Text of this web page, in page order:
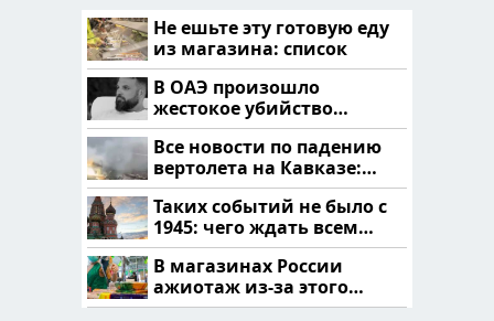
Не ешьте эту готовую еду
из магазина: список
В ОАЭ произошло
жестокое убийство
криптомиллионера
Все новости по падению
вертолета на Кавказе:
читать здесь
Таких событий не было с
1945: чего ждать всем
нам?
В магазинах России
ажиотаж из-за этого
продукта: что купить?